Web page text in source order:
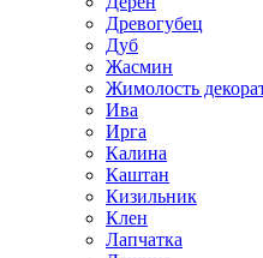
Древогубец
Дуб
Жасмин
Жимолость
Ива
Ирга
Калина
Каштан
Кизильник
Клен
Лапчатка